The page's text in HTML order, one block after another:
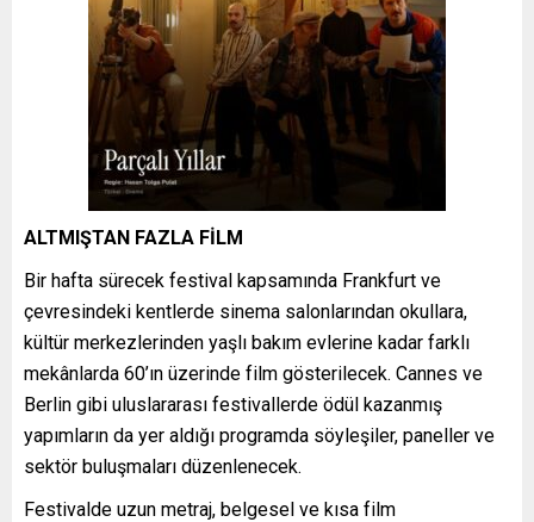
ALTMIŞTAN FAZLA FİLM
Bir hafta sürecek festival kapsamında Frankfurt ve
çevresindeki kentlerde sinema salonlarından okullara,
kültür merkezlerinden yaşlı bakım evlerine kadar farklı
mekânlarda 60’ın üzerinde film gösterilecek. Cannes ve
Berlin gibi uluslararası festivallerde ödül kazanmış
yapımların da yer aldığı programda söyleşiler, paneller ve
sektör buluşmaları düzenlenecek.
Festivalde uzun metraj, belgesel ve kısa film